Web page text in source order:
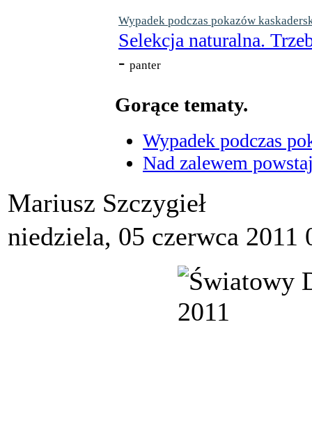
Wypadek podczas pokazów
Selekcja naturalna.
- panter
Gorące tematy.
Wypadek podczas
Nad zalewem
Mariusz Szczygieł
niedziela, 05 czerwca 2011